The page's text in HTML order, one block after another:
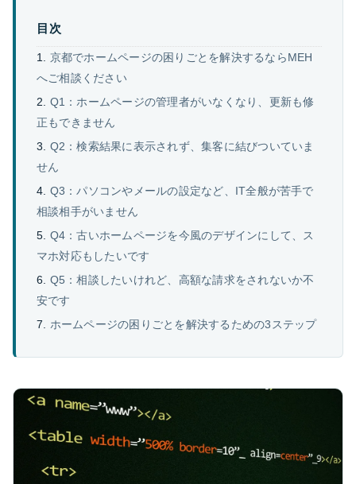
目次
京都でホームページの困りごとを解決するならMEH
へご相談ください
Q1：ホームページの管理者がいなくなり、更新も修
正もできません
Q2：検索結果に表示されず、集客に結びついていま
せん
Q3：パソコンやメールの設定など、IT全般が苦手で
相談相手がいません
Q4：古いホームページを今風のデザインにして、ス
マホ対応もしたいです
Q5：相談したいけれど、高額な請求をされないか不
安です
ホームページの困りごとを解決するための3ステップ